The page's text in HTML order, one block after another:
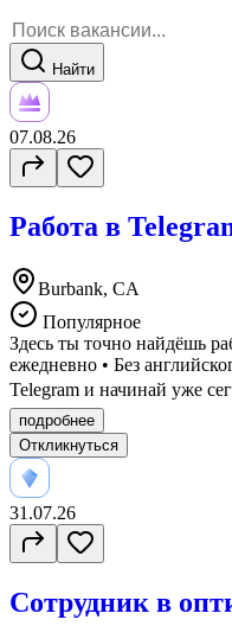
Найти
07.08.26
Работа в
Burbank, CA
Популярное
Здесь ты точно найдёшь
ежедневно • Без
Telegram и начинай уже
подробнее
Откликнуться
31.07.26
Сотрудник в